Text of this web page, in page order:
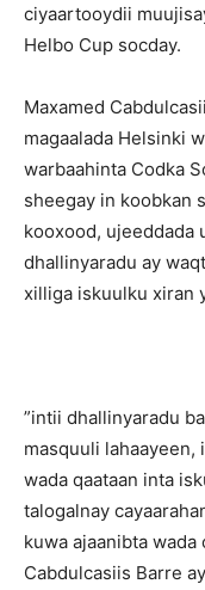
ciyaartooydii
Helbo Cup socday.
Maxamed
magaalada Helsinki
warbaahinta Codka
sheegay in koobkan
kooxood, ujeeddada
dhallinyaradu ay
xilliga iskuulku xiran
”intii dhallinyaradu
masquuli lahaayeen,
wada qaataan inta
talogalnay
kuwa ajaanibta wada
Cabdulcasiis Barre